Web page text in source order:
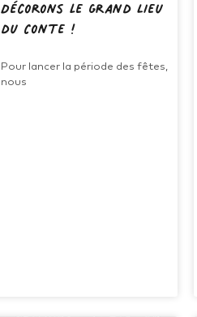
Décorons le Grand Lieu
du Conte !
Pour lancer la période des fêtes,
nous